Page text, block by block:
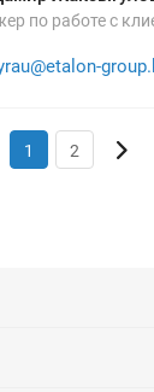
по работе с
1 2